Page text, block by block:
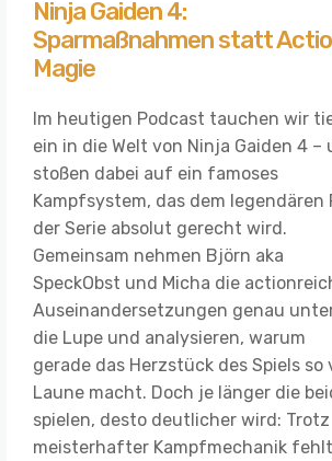
Ninja Gaiden 4:
Sparmaßnahmen statt
Magie
Im heutigen Podcast tauchen wir
ein in die Welt von Ninja Gaiden 4 –
stoßen dabei auf ein famoses
Kampfsystem, das dem legendären
der Serie absolut gerecht wird.
Gemeinsam nehmen Björn aka
SpeckObst und Micha die
Auseinandersetzungen genau
die Lupe und analysieren, warum
gerade das Herzstück des Spiels so
Laune macht. Doch je länger die
spielen, desto deutlicher wird: Trotz
meisterhafter Kampfmechanik